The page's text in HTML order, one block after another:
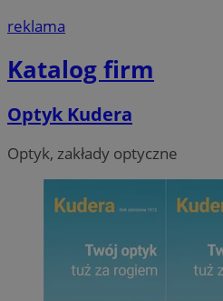
reklama
Katalog firm
Optyk Kudera
Optyk, zakłady optyczne